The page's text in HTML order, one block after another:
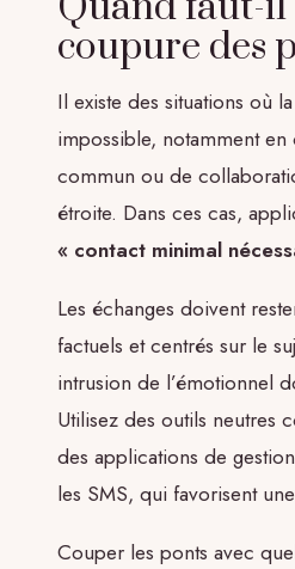
coupure des
Il existe des situations où
impossible, notamment en
commun ou de
étroite. Dans ces cas,
« contact minimal
Les échanges doivent
factuels et centrés sur le
intrusion de l’émotionnel
Utilisez des outils neutres
des applications de
les SMS, qui favorisent
Couper les ponts avec